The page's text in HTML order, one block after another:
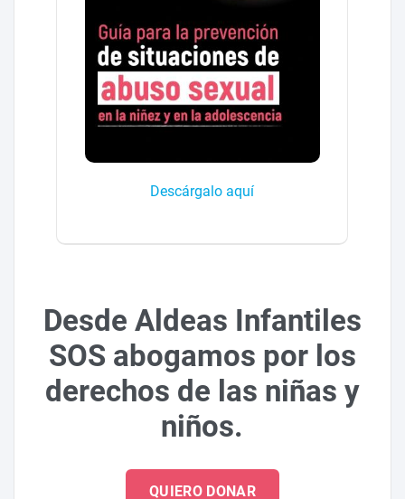
Descárgalo aquí
Desde Aldeas Infantiles
SOS abogamos por los
derechos de las niñas y
niños.
QUIERO DONAR